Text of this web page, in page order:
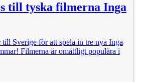
till tyska filmerna Inga
Sverige för att spela in tre nya Inga
Filmerna är omåttligt populära i